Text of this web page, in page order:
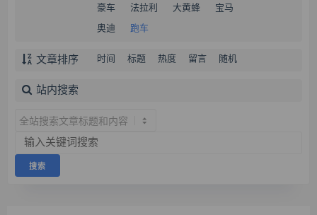
豪车 法拉利 大黄蜂 宝马
奥迪 跑车
文章排序 时间 标题 热度 留言 随机
站内搜索